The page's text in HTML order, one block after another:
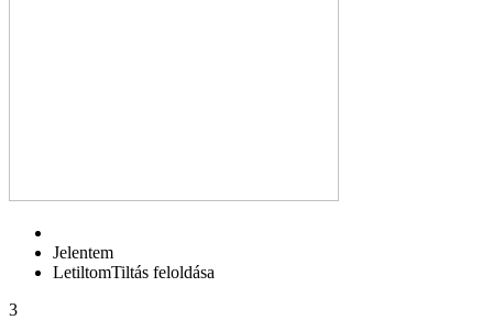
Jelentem
LetiltomTiltás feloldása
3